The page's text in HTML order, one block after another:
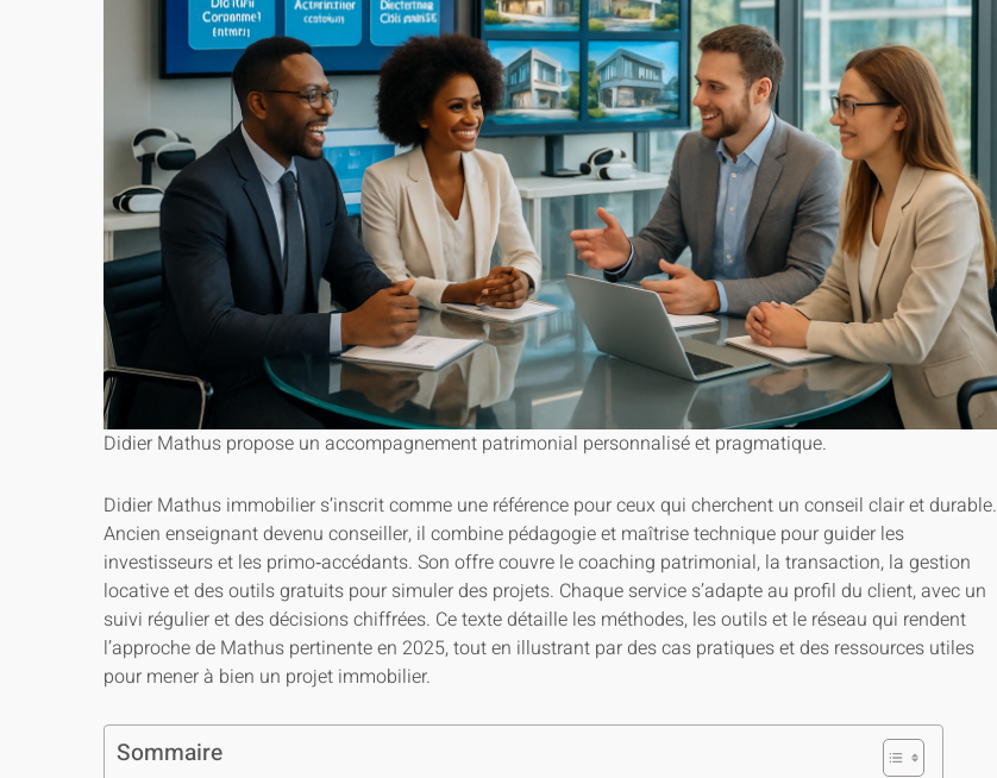
Didier Mathus propose un accompagnement patrimonial personnalisé et pragmatique.
Didier Mathus immobilier s’inscrit comme une référence pour ceux qui cherchent un conseil clair et durable.
Ancien enseignant devenu conseiller, il combine pédagogie et maîtrise technique pour guider les
investisseurs et les primo‑accédants. Son offre couvre le coaching patrimonial, la transaction, la gestion
locative et des outils gratuits pour simuler des projets. Chaque service s’adapte au profil du client, avec un
suivi régulier et des décisions chiffrées. Ce texte détaille les méthodes, les outils et le réseau qui rendent
l’approche de Mathus pertinente en 2025, tout en illustrant par des cas pratiques et des ressources utiles
pour mener à bien un projet immobilier.
Sommaire